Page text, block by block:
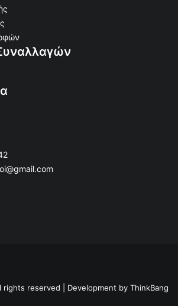
rights reserved | Development by ThinkBang